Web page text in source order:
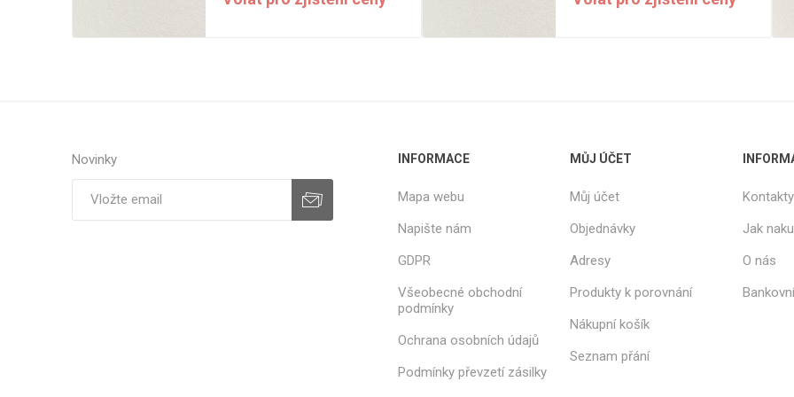
Pollmeier
Oberflex
Thermax
Novinky INFORMACE
Mapa webu
Napište nám
GDPR
Všeobecné obchodní
podmínky
Ochrana osobních údajů
Podmínky převzetí zásilky
MŮJ ÚČET
Můj účet
Objednávky
Adresy
Produkty k porovnání
Nákupní košík
Seznam přání
Kontakty
Jak
O nás